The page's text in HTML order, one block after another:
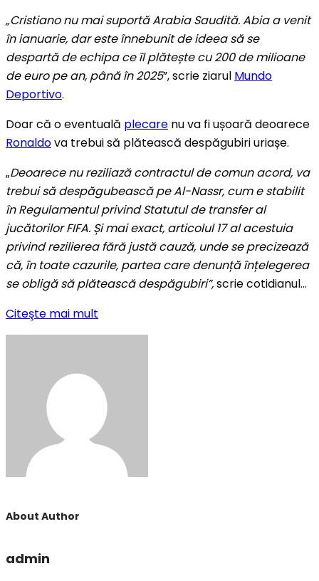
„Cristiano nu mai suportă Arabia Saudită. Abia a venit
în ianuarie, dar este înnebunit de ideea să se
despartă de echipa ce îl plătește cu 200 de milioane
de euro pe an, până în 2025”, scrie ziarul Mundo
Deportivo.
Doar că o eventuală plecare nu va fi ușoară deoarece
Ronaldova trebui să plătească despăgubiri uriașe.
„Deoarece nu reziliază contractul de comun acord, va
trebui să despăgubească pe Al-Nassr, cum e stabilit
în Regulamentul privind Statutul de transfer al
jucătorilor FIFA. Și mai exact, articolul 17 al acestuia
privind rezilierea fără justă cauză, unde se precizează
că, în toate cazurile, partea care denunță înțelegerea
se obligă să plătească despăgubiri”,scrie cotidianul…
Citeşte mai mult
About Author
admin